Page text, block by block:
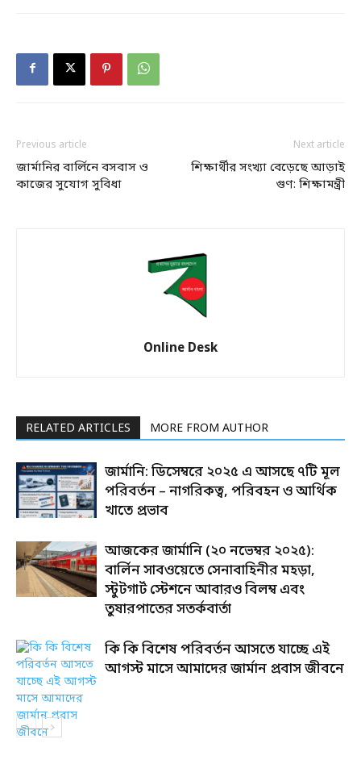
Previous article
জার্মানির বার্লিনে বসবাস ও
কাজের সুযোগ সুবিধা
Next article
শিক্ষার্থীর সংখ্যা বেড়েছে আড়াই
গুণ: শিক্ষামন্ত্রী
Online Desk
RELATED ARTICLES MORE FROM AUTHOR
জার্মানি: ডিসেম্বরে ২০২৫ এ আসছে ৭টি মূল
পরিবর্তন – নাগরিকত্ব, পরিবহন ও আর্থিক
খাতে প্রভাব
আজকের জার্মানি (২০ নভেম্বর ২০২৫):
বার্লিন সাবওয়েতে সেনাবাহিনীর মহড়া,
স্টুটগার্ট স্টেশনে আবারও বিলম্ব এবং
তুষারপাতের সতর্কবার্তা
কি কি বিশেষ পরিবর্তন আসতে যাচ্ছে এই
আগস্ট মাসে আমাদের জার্মান প্রবাস জীবনে